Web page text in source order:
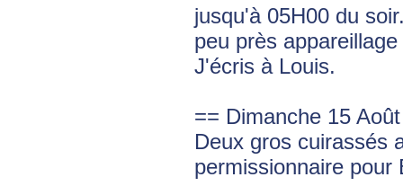
jusqu'à 05H00 du
peu près
J'écris à Louis.
== Dimanche 15
Deux gros cuirassés
permissionnaire pour